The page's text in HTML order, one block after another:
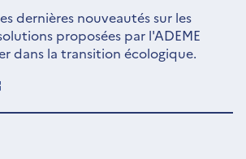
dernières nouveautés sur les
proposées par l'ADEME
dans la transition écologique.
UNE